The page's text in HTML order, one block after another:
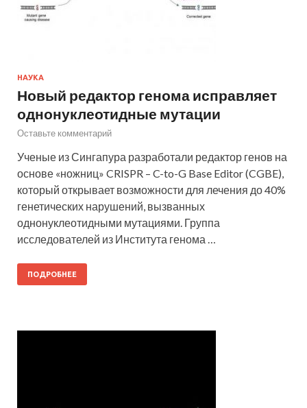
НАУКА
Новый редактор генома исправляет
однонуклеотидные мутации
Оставьте комментарий
Ученые из Сингапура разработали редактор генов на
основе «ножниц» CRISPR – C-to-G Base Editor (CGBE),
который открывает возможности для лечения до 40%
генетических нарушений, вызванных
однонуклеотидными мутациями. Группа
исследователей из Института генома …
ПОДРОБНЕЕ